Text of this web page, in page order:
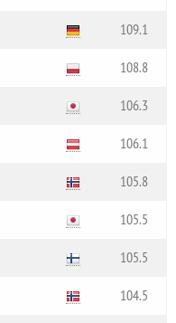
109.1
108.8
106.3
106.1
105.8
105.5
105.5
104.5